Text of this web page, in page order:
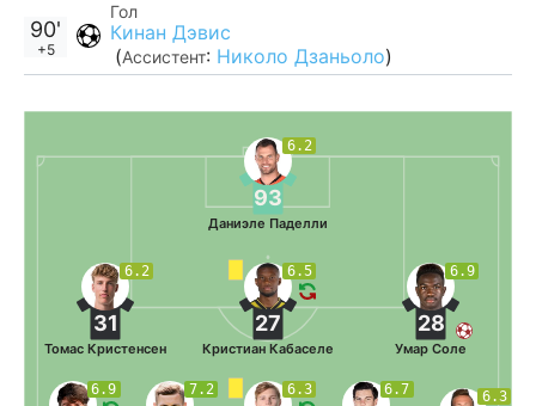
Гол
Кинан Дэвис
(Ассистент: Николо Дзаньоло)
90'
+5
6.2
93
Даниэле Паделли
6.9
28
Умар Соле
6.5
27
Кристиан Кабаселе
6.2
31
Томас Кристенсен
6.3
6.7
6.3
7.2
6.9